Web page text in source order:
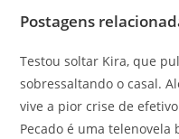
Postagens
Testou soltar Kira, que
sobressaltando o casal.
vive a pior crise de
Pecado é uma